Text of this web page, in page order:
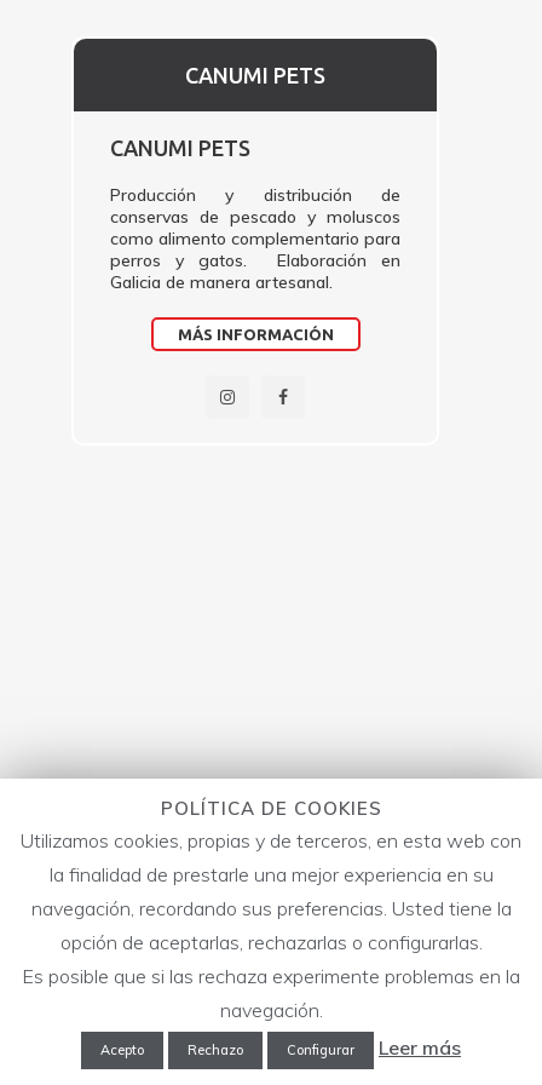
CANUMI PETS
CANUMI PETS
Producción y distribución de
conservas de pescado y moluscos
como alimento complementario para
perros y gatos. Elaboración en
Galicia de manera artesanal.
MÁS INFORMACIÓN
POLÍTICA DE COOKIES
Utilizamos cookies, propias y de terceros, en esta web con
la finalidad de prestarle una mejor experiencia en su
navegación, recordando sus preferencias. Usted tiene la
opción de aceptarlas, rechazarlas o configurarlas.
Es posible que si las rechaza experimente problemas en la
navegación.
Acepto Rechazo Configurar Leer más